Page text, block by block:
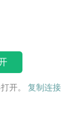
开。 复制连接